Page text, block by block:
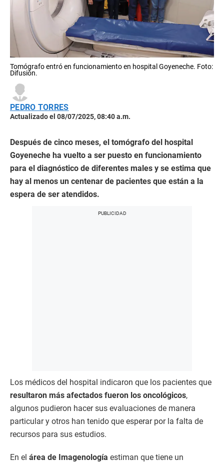
Tomógrafo entró en funcionamiento en hospital Goyeneche. Foto:
Difusión.
PEDRO TORRES
Actualizado el 08/07/2025, 08:40 a.m.
Después de cinco meses, el tomógrafo del hospital
Goyeneche ha vuelto a ser puesto en funcionamiento
para el diagnóstico de diferentes males y se estima que
hay al menos un centenar de pacientes que están a la
espera de ser atendidos.
Los médicos del hospital indicaron que los pacientes que
resultaron más afectados fueron los oncológicos,
algunos pudieron hacer sus evaluaciones de manera
particular y otros han tenido que esperar por la falta de
recursos para sus estudios.
En el área de Imagenología estiman que tiene un